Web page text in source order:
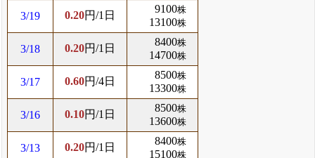
3/19 0.20円/1日
9100株
13100株
3/18 0.20円/1日
8400株
14700株
3/17 0.60円/4日
8500株
13300株
3/16 0.10円/1日
8500株
13600株
3/13 0.20円/1日
8400株
15100株